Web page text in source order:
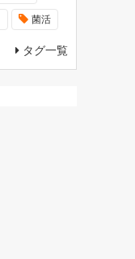
菌活
タグ一覧